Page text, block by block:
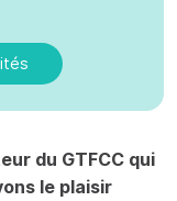
du GTFCC qui
le plaisir